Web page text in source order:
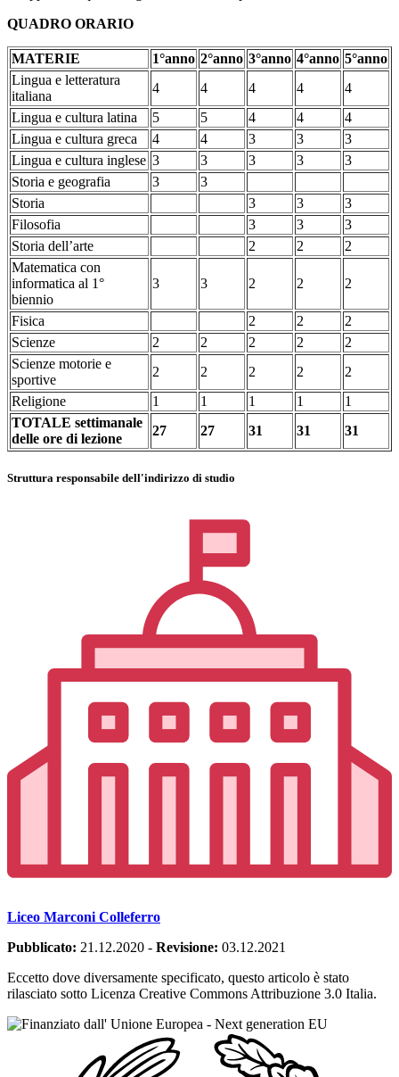
QUADRO ORARIO
MATERIE 1°anno 2°anno 3°anno 4°anno 5°anno
Lingua e letteratura
italiana
4 4 4 4
4
Lingua e cultura latina
5 5 4 4
4
Lingua e cultura greca
4 4 3 3
3
Lingua e cultura inglese 3 3 3 3
3
Storia e geografia
3
3
Storia
3 3
3
Filosofia
3 3
3
Storia dell’arte
2 2
2
Matematica con
informatica al 1°
biennio
3 3 2 2 2
Fisica 2 2
2
Scienze
2 2 2 2
2
Scienze motorie e
sportive
2 2 2 2
2
Religione
1 1 1 1
1
TOTALE settimanale
delle ore di lezione
27 27 31 31 31
Struttura responsabile dell'indirizzo di studio
Liceo Marconi Colleferro
Pubblicato: 21.12.2020 - Revisione: 03.12.2021
Eccetto dove diversamente specificato, questo articolo è stato
rilasciato sotto Licenza Creative Commons Attribuzione 3.0 Italia.